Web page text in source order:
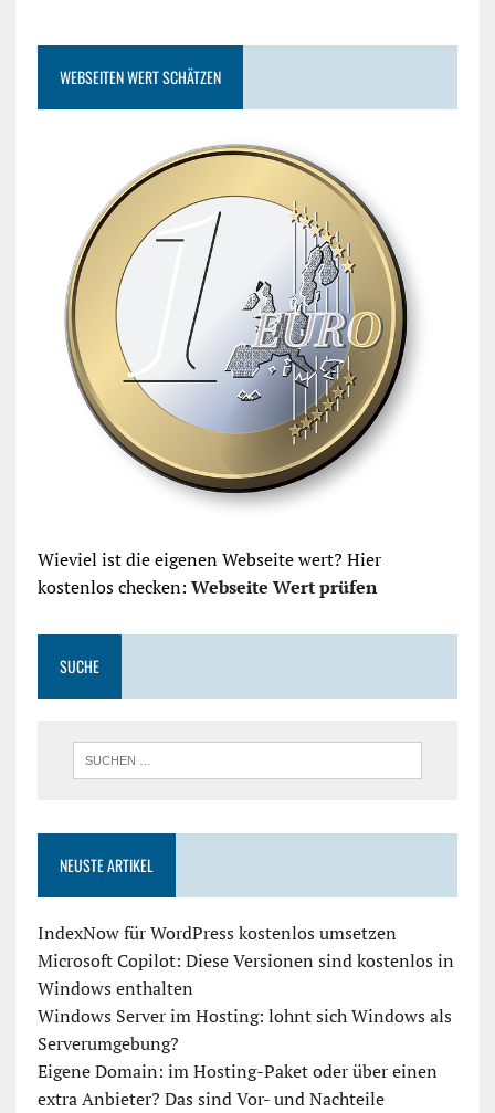
WEBSEITEN WERT SCHÄTZEN
Wieviel ist die eigenen Webseite wert? Hier
kostenlos checken: Webseite Wert prüfen
SUCHE
NEUSTE ARTIKEL
IndexNow für WordPress kostenlos umsetzen
Microsoft Copilot: Diese Versionen sind kostenlos in
Windows enthalten
Windows Server im Hosting: lohnt sich Windows als
Serverumgebung?
Eigene Domain: im Hosting-Paket oder über einen
extra Anbieter? Das sind Vor- und Nachteile